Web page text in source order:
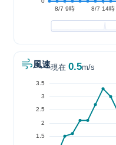
風速現在 0.5m/s